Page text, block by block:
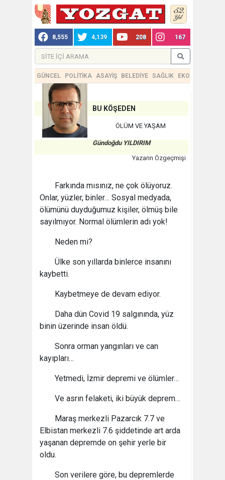
8,555 4,139 208 167
GÜNCEL POLİTİKA ASAYİŞ BELEDİYE SAĞLIK EKONOMİ
BU KÖŞEDEN
ÖLÜM VE YAŞAM
Gündoğdu YILDIRIM
Yazarın Özgeçmişi
Farkında mısınız, ne çok ölüyoruz.
Onlar, yüzler, binler… Sosyal medyada,
ölümünü duyduğumuz kişiler, ölmüş bile
sayılmıyor. Normal ölümlerin adı yok!
Neden mi?
Ülke son yıllarda binlerce insanını
kaybetti.
Kaybetmeye de devam ediyor.
Daha dün Covid 19 salgınında, yüz
binin üzerinde insan öldü.
Sonra orman yangınları ve can
kayıpları…
Yetmedi, İzmir depremi ve ölümler…
Ve asrın felaketi, iki büyük deprem…
Maraş merkezli Pazarcık 7.7 ve
Elbistan merkezli 7.6 şiddetinde art arda
yaşanan depremde on şehir yerle bir
oldu.
Son verilere göre, bu depremlerde